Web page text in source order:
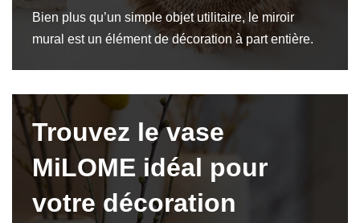
Bien plus qu’un simple objet utilitaire, le miroir
mural est un élément de décoration à part entière.
Trouvez le vase
MiLOME idéal pour
votre décoration